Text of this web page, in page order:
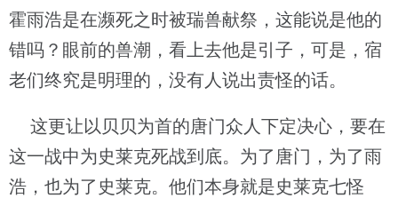
霍雨浩是在濒死之时被瑞兽献祭，这能说是他的
错吗？眼前的兽潮，看上去他是引子，可是，宿
老们终究是明理的，没有人说出责怪的话。
这更让以贝贝为首的唐门众人下定决心，要在
这一战中为史莱克死战到底。为了唐门，为了雨
浩，也为了史莱克。他们本身就是史莱克七怪